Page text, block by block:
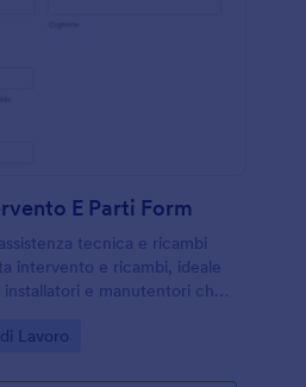
E Parti Form
tecnica e ricambi
intervento e ricambi, ideale
e manutentori che
Lavoro